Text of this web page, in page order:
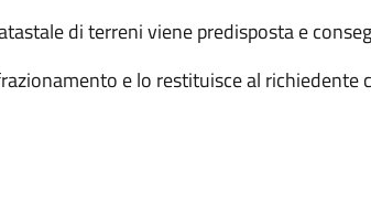
di terreni viene predisposta e
e lo restituisce al